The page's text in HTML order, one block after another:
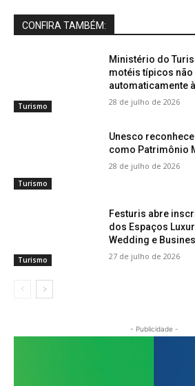
CONFIRA TAMBÉM:
Turismo
Ministério do
motéis típicos
automaticamente
28 de julho de 2026
Turismo
Unesco
como Patrimônio
28 de julho de 2026
Turismo
Festuris abre
dos Espaços
Wedding e
27 de julho de 2026
- Publicidade -